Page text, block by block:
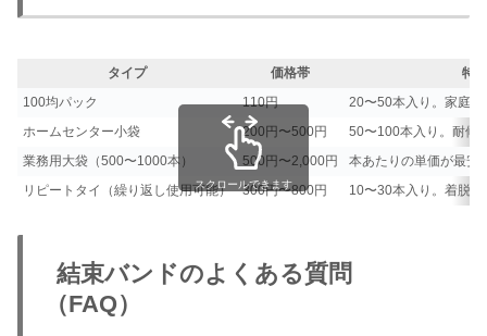
タイプ 価格帯
特徴
100均パック
110円
20〜50本入り。家庭
ホームセンター小袋
200円〜500円
50〜100本入り。耐候
業務用大袋（500〜1000本）
500円〜2,000円
本あたりの単価が最安
リピートタイ（繰り返し使用可能）
300円〜800円 10〜30本入り。着脱
スクロールできます
結束バンドのよくある質問
（FAQ）